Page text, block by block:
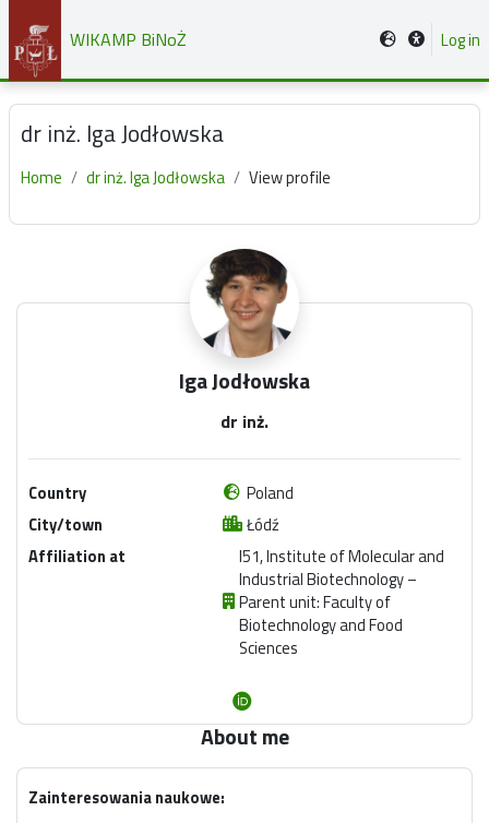
Skip to main content
WIKAMP BiNoŻ Log in
dr inż. Iga Jodłowska
Home dr inż. Iga Jodłowska View profile
Main content blocks
Iga Jodłowska
dr inż.
Country
Poland
City/town
Łódź
Affiliation at
I51, Institute of Molecular and
Industrial Biotechnology –
Parent unit: Faculty of
Biotechnology and Food
Sciences
About me
Zainteresowania naukowe: